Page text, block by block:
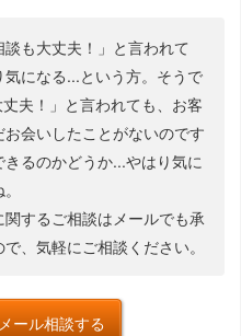
談も大丈夫！」と言われて
気になる...という方。そうで
夫！」と言われても、お客
お会いしたことがないのです
るのかどうか...やはり気に
関するご相談はメールでも承
、気軽にご相談ください。
ール相談する